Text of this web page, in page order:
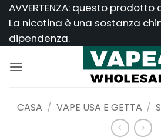
Salta
contenuti
AVVERTENZA: questo
La nicotina è una sostanza
dipendenza.
CASA / VAPE USA E GETTA /